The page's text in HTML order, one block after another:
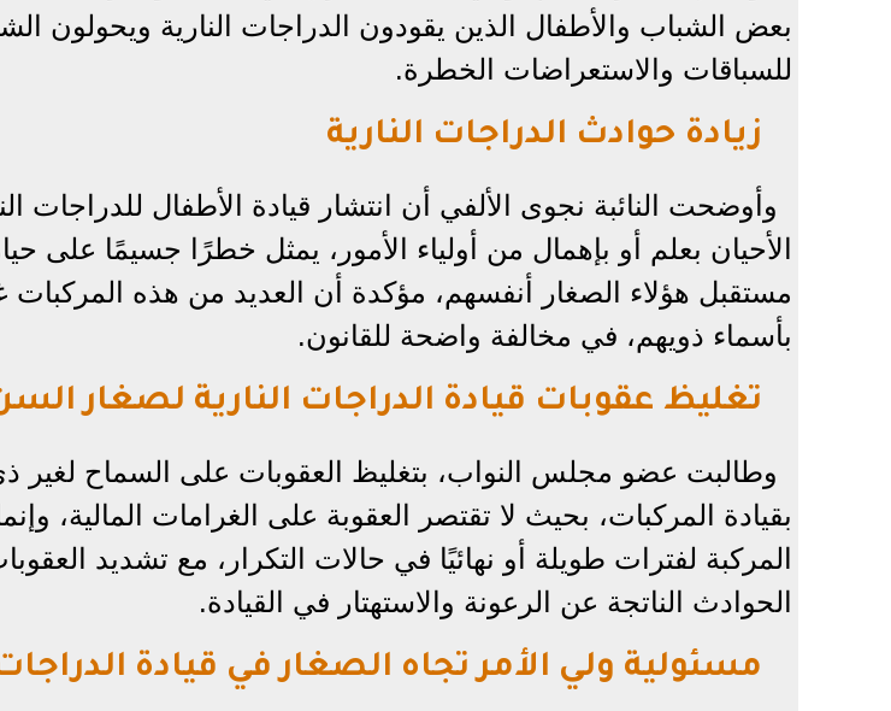
بعض الشباب والأطفال الذين يقودون الدراجات النارية ويحولون
للسباقات والاستعراضات الخطرة.
زيادة حوادث الدراجات النارية
وأوضحت النائبة نجوى الألفي أن انتشار قيادة الأطفال للدراجات
الأحيان بعلم أو بإهمال من أولياء الأمور، يمثل خطرًا جسيمًا على
مستقبل هؤلاء الصغار أنفسهم، مؤكدة أن العديد من هذه
بأسماء ذويهم، في مخالفة واضحة للقانون.
تغليظ عقوبات قيادة الدراجات النارية لصغار
وطالبت عضو مجلس النواب، بتغليظ العقوبات على السماح لغير
بقيادة المركبات، بحيث لا تقتصر العقوبة على الغرامات المالية،
المركبة لفترات طويلة أو نهائيًا في حالات التكرار، مع تشديد
الحوادث الناتجة عن الرعونة والاستهتار في القيادة.
مسئولية ولي الأمر تجاه الصغار في قيادة الدراجات